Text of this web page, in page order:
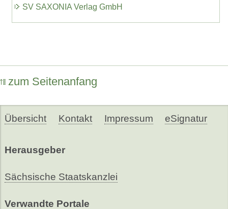
SV SAXONIA Verlag GmbH
zum Seitenanfang
Übersicht Kontakt Impressum eSignatur
Herausgeber
Sächsische Staatskanzlei
Verwandte Portale